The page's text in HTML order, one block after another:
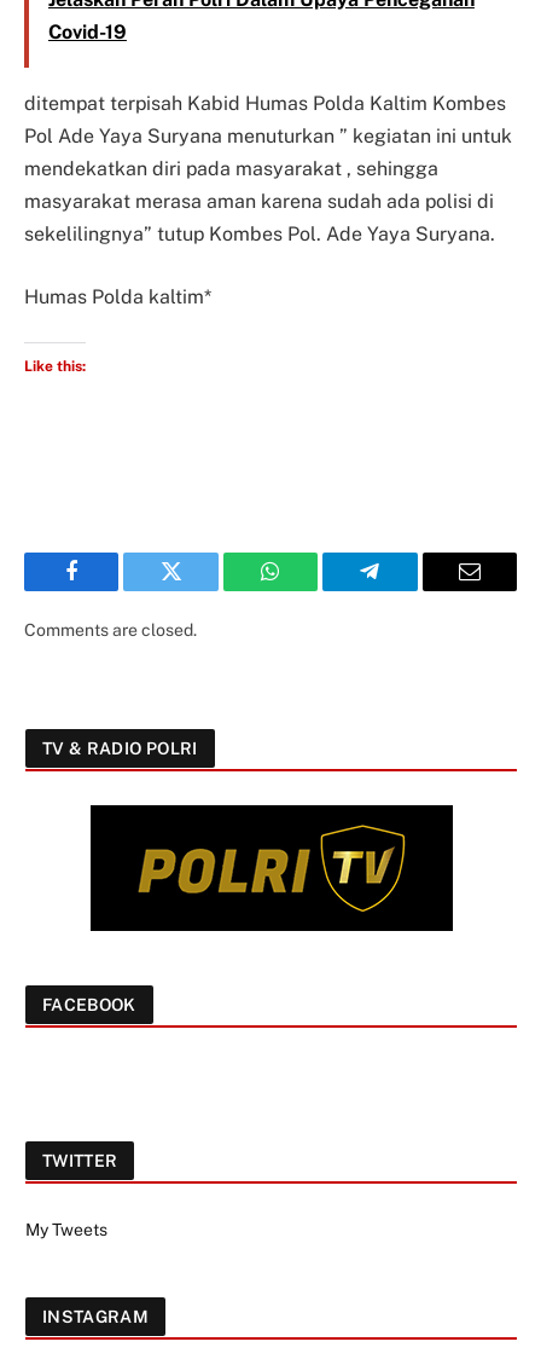
Covid-19
ditempat terpisah Kabid Humas Polda Kaltim Kombes
Pol Ade Yaya Suryana menuturkan ” kegiatan ini untuk
mendekatkan diri pada masyarakat , sehingga
masyarakat merasa aman karena sudah ada polisi di
sekelilingnya” tutup Kombes Pol. Ade Yaya Suryana.
Humas Polda kaltim*
Like this:
Facebook Twitter WhatsApp Telegram Email
Comments are closed.
TV & RADIO POLRI
FACEBOOK
TWITTER
My Tweets
INSTAGRAM